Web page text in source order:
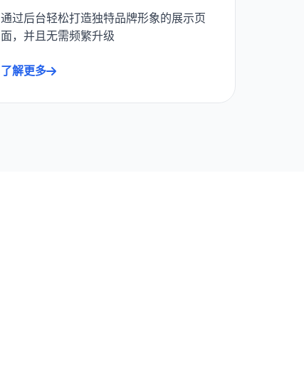
通过后台轻松打造独特品牌形象的展示页
面，并且无需频繁升级
了解更多